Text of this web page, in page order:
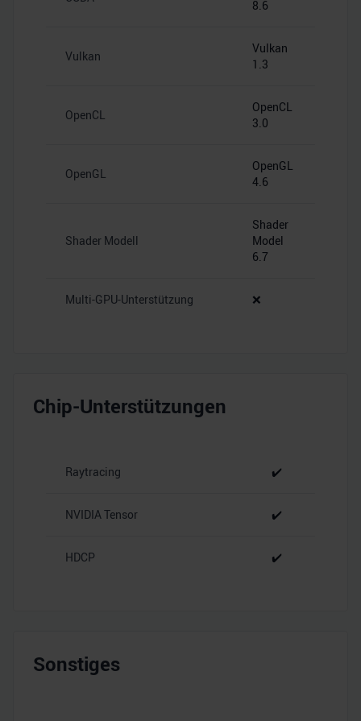
8.6
Vulkan
Vulkan
1.3
OpenCL
OpenCL
3.0
OpenGL
OpenGL
4.6
Shader Modell
Shader
Model
6.7
Multi-GPU-Unterstützung ❌
Chip-Unterstützungen
Raytracing ✔️
NVIDIA Tensor ✔️
HDCP ✔️
Sonstiges